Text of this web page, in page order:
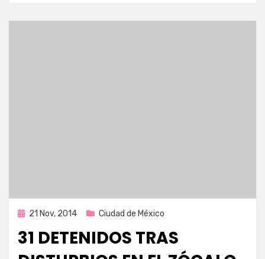
Publicada
21 Nov, 2014 Ciudad de México
31 DETENIDOS TRAS